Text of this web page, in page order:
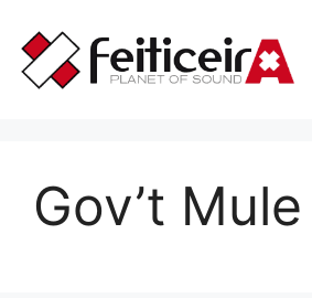
contenido
Gov’t Mule